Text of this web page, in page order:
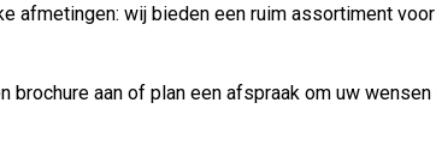
wij bieden een ruim assortiment
aan of plan een afspraak om uw